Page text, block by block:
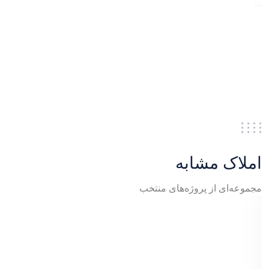
املاک مشابه
مجموعه‌ای از پروژه‌های منتخب